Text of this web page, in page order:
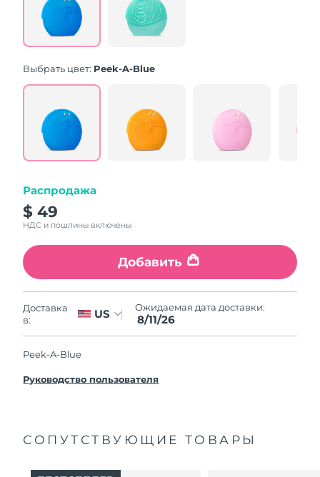
Same
page
link.
Выбрать цвет: Peek-A-Blue
Распродажа
$ 49
НДС и пошлины включены
Добавить
Доставка
в:
US Ожидаемая дата доставки:
8/11/26
Peek-A-Blue
Руководство пользователя
СОПУТСТВУЮЩИЕ ТОВАРЫ